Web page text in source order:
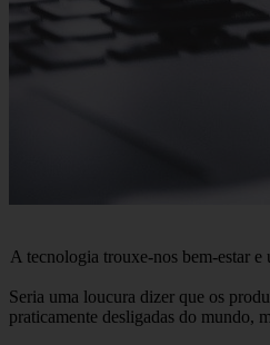
A tecnologia trouxe-nos bem-estar
Seria uma loucura dizer que os
praticamente desligadas do mundo,